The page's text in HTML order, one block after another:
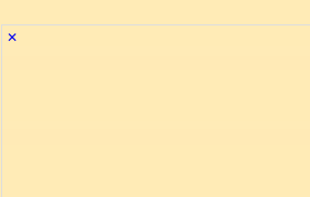
✕